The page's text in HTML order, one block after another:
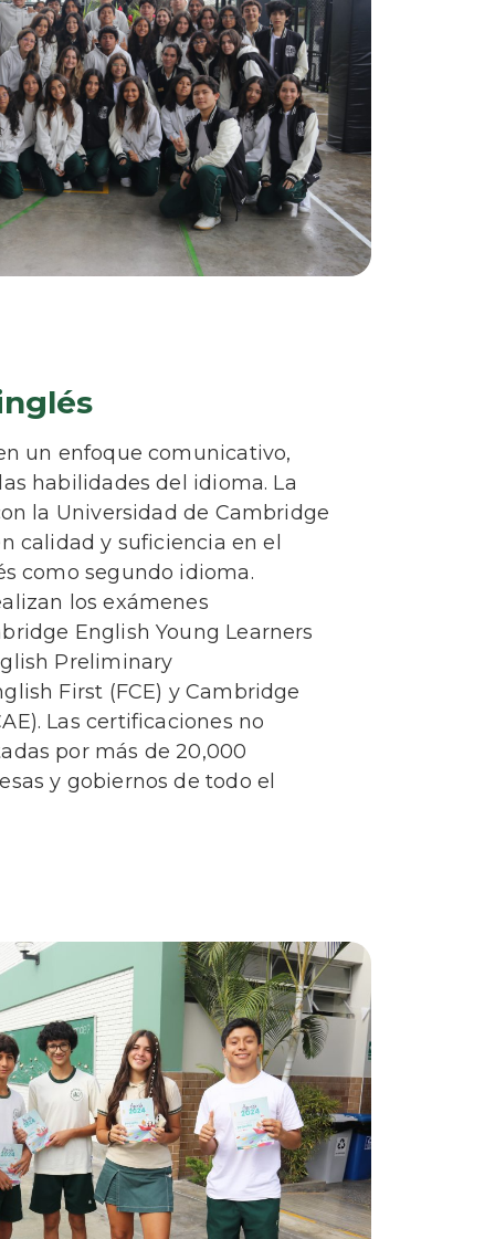
un enfoque comunicativo,
habilidades del idioma. La
la Universidad de Cambridge
calidad y suficiencia en el
como segundo idioma.
los exámenes
English Young Learners
Preliminary
First (FCE) yCambridge
Las certificaciones no
por más de 20,000
y gobiernos de todo el